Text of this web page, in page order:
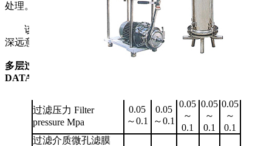
处理。
该滤器对提高液体的质量省工、节料、提高经济效益具有
深远意义。
多层过滤器规格及技术参数 Multi-layer Filter TECHNICAL
DATA
过滤压力 Filter
pressure Mpa
0.05
～0.1
0.05
～0.1
0.05
～
0.1
0.05
～
0.1
0.05
～
0.1
过滤介质微孔滤膜